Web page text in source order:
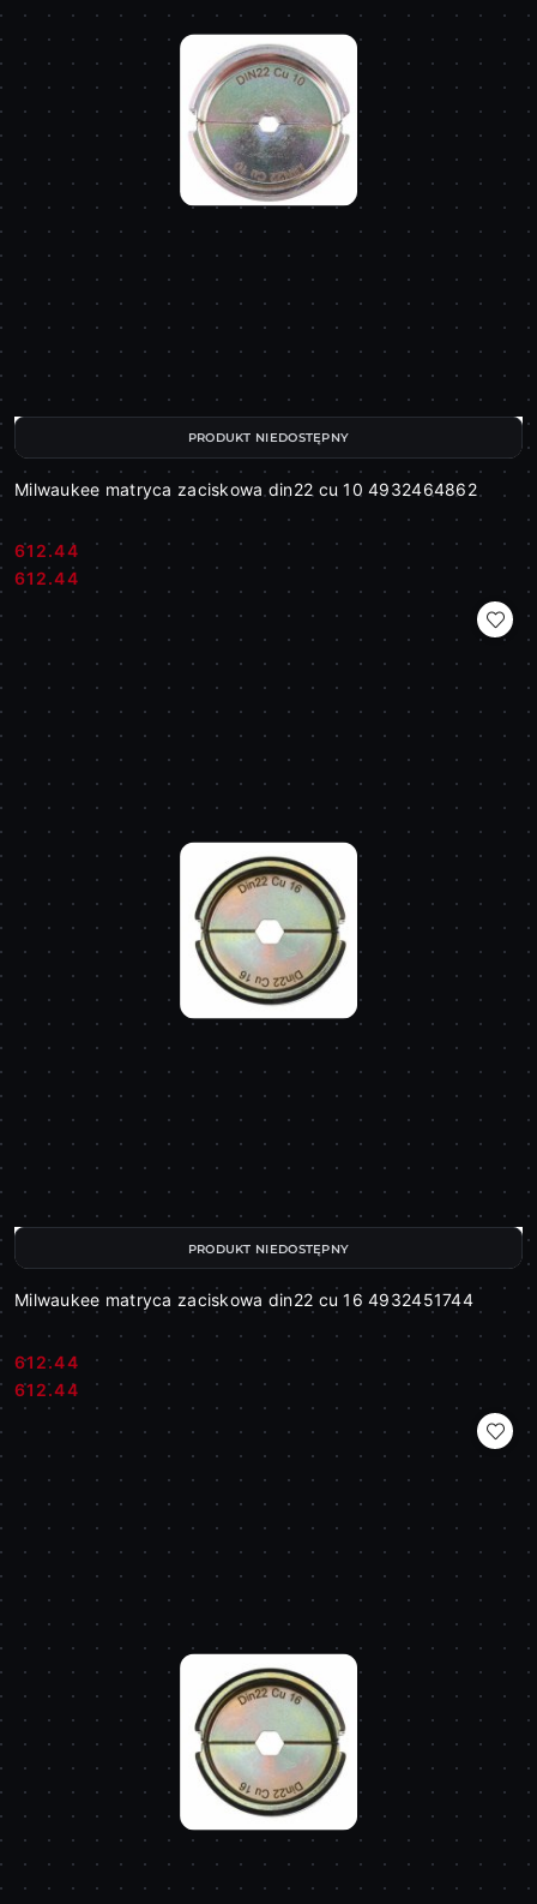
Milwaukee matryca zaciskowa din22 cu 10 4932464862
Cena:
612.44
Cena:
612.44
PRODUKT NIEDOSTĘPNY
Milwaukee matryca zaciskowa din22 cu 16 4932451744
Cena:
612.44
Cena:
612.44
PRODUKT NIEDOSTĘPNY